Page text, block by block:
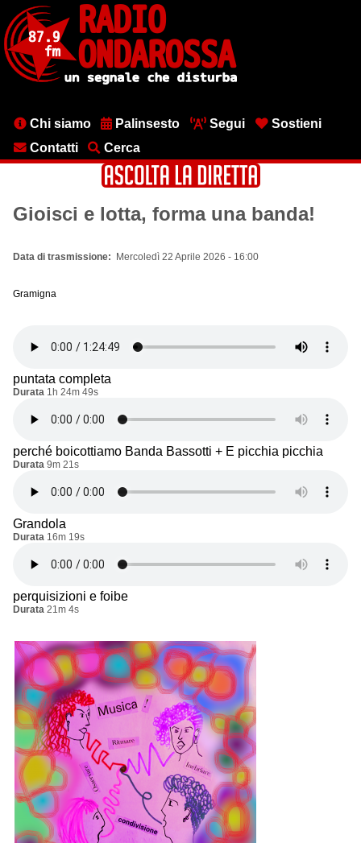
contenuto
principale
MenuChi siamo Palinsesto Segui
Sostieni
Contatti
Cerca
Gioisci e lotta, forma una banda!
Data di trasmissione Mercoledì 22 Aprile 2026 - 16:00
Gramigna
puntata completa
Durata 1h 24m 49s
perché boicottiamo Banda Bassotti + E picchia picchia
Durata 9m 21s
Grandola
Durata 16m 19s
perquisizioni e foibe
Durata 21m 4s